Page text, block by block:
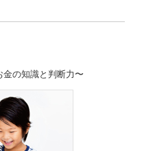
の知識と判断力〜